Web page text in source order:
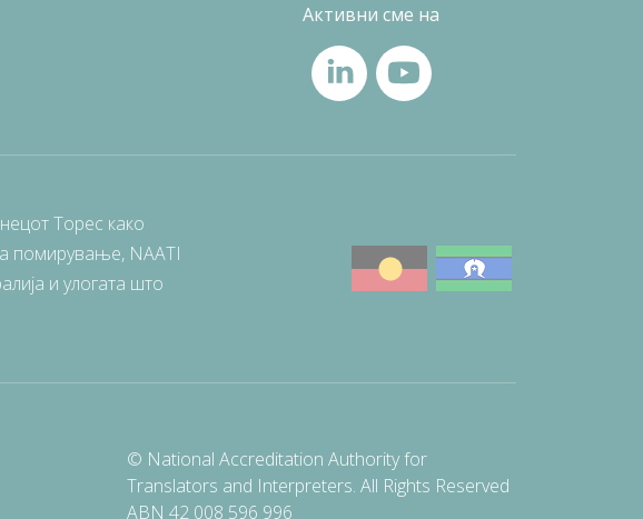
Активни сме на
Торес како
помирување, NAATI
и улогата што
© National Accreditation Authority for
Translators and Interpreters. All Rights Reserved
ABN 42 008 596 996